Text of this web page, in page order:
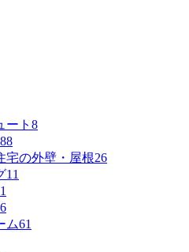
ート 8
宅の外壁・屋根26
11
ム61